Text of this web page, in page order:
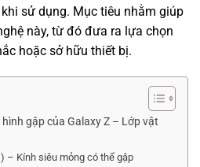
sử dụng. Mục tiêu nhằm giúp
này, từ đó đưa ra lựa chọn
hoặc sở hữu thiết bị.
gập của Galaxy Z – Lớp vật
– Kính siêu mỏng có thể gập